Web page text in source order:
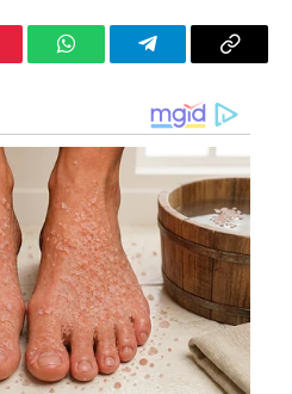
WhatsAppTelegramCopy